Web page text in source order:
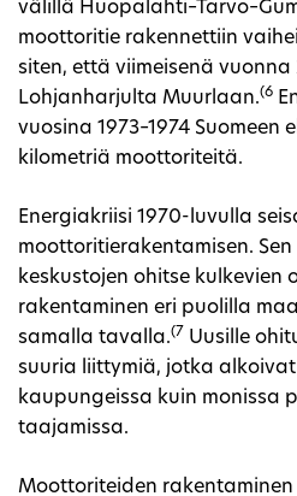
välillä
moottoritie rakennettiin
siten, että viimeisenä
Lohjanharjulta Muurlaan.(6
vuosina 1973–1974
kilometriä moottoriteitä.
Energiakriisi 1970-luvulla
moottoritierakentamisen.
keskustojen ohitse kulkevien
rakentaminen eri puolilla
samalla tavalla.(7 Uusille
suuria liittymiä, jotka
kaupungeissa kuin monissa
taajamissa.
Moottoriteiden